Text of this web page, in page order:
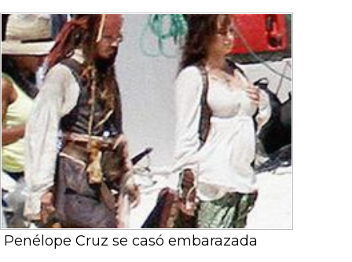
Penélope Cruz se casó embarazada